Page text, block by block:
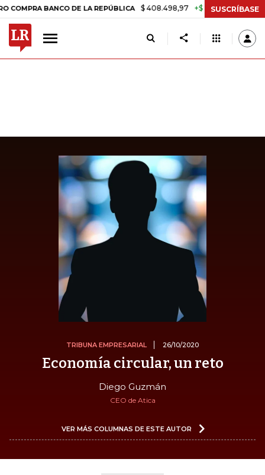
BANCO DE LA REPÚBLICA $ 408.498,97 +$ 8.753,81 +2,19%
SUSCRÍBASE
TRIBUNA EMPRESARIAL 26/10/2020
Economía circular, un reto
Diego Guzmán
CEO de Atica
VER MÁS COLUMNAS DE ESTE AUTOR